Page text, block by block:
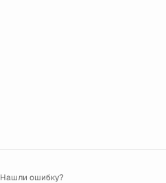
Нашли ошибку?